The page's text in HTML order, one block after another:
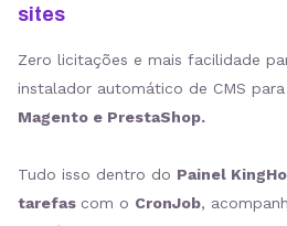
sites
Zero licitações e mais facilidade
instalador automático de CMS para
Magento e PrestaShop.
Tudo isso dentro do Painel
tarefas com o CronJob,